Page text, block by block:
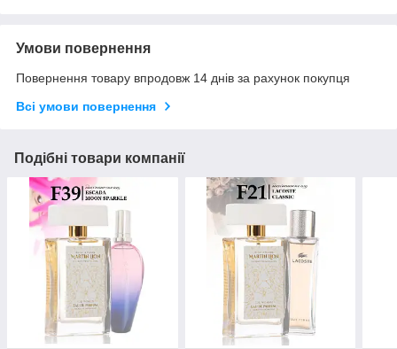
Умови повернення
Повернення товару впродовж 14 днів за рахунок покупця
Всі умови повернення
Подібні товари компанії